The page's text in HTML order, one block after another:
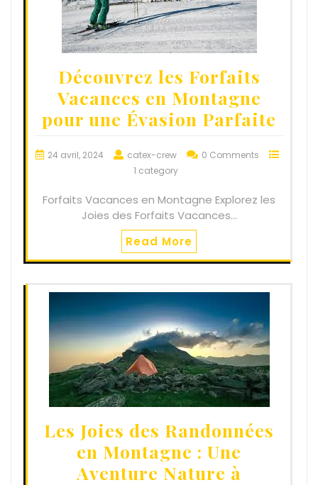
Découvrez les Forfaits
Vacances en Montagne
pour une Évasion Parfaite
24 avril, 2024 catex-crew
0 Comments
1 category
Forfaits Vacances en Montagne Explorez les
Joies des Forfaits Vacances…
Read More
Les Joies des Randonnées
en Montagne : Une
Aventure Nature à